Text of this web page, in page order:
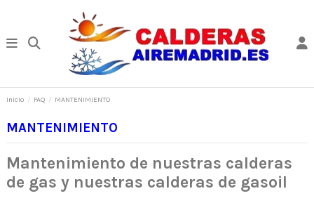
Inicio FAQ MANTENIMIENTO
MANTENIMIENTO
Mantenimiento de nuestras calderas
de gas y nuestras calderas de gasoil